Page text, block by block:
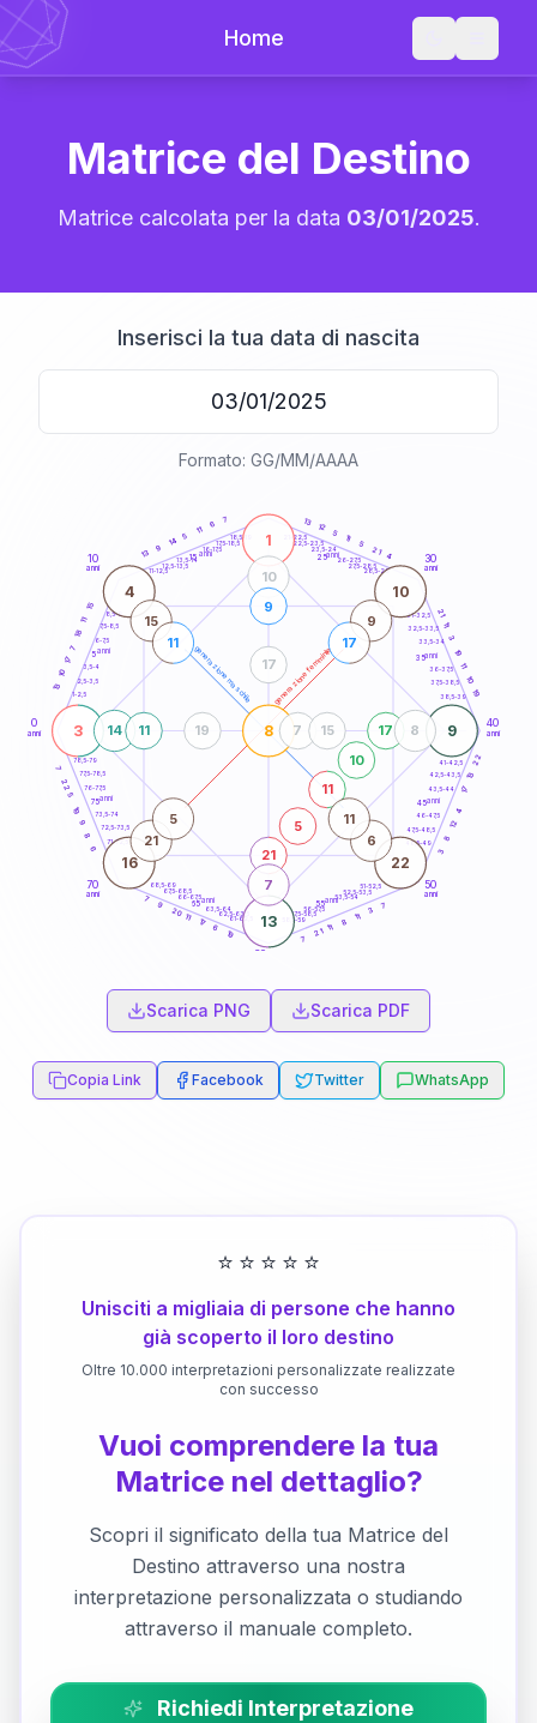
Home
Matrice del Destino
Matrice calcolata per la data 03/01/2025.
Inserisci la tua data di nascita
Formato: GG/MM/AAAA
generazione maschile generazione femminile
0
anni
10
anni
30
anni
40
anni
50
anni
60
70
anni
1-2,5
2,5-3,5
3,5-4
6-7,5
7,5-8,5
8,5-9
11-12,5
12,5-13,5
13,5-14
16-17,5
17,5-18,5
18,5-19
21-22,5
22,5-23,5
23,5-24
26-27,5
27,5-28,5
28,5-29
31-32,5
32,5-33,5
33,5-34
36-37,5
37,5-38,5
38,5-39
41-42,5
42,5-43,5
43,5-44
46-47,5
47,5-48,5
48,5-49
51-52,5
52,5-53,5
53,5-54
56-57,5
57,5-58,5
58,5-59
61-62,5
62,5-63,5
63,5-64
66-67,5
67,5-68,5
68,5-69
71-72,5
72,5-73,5
73,5-74
76-77,5
77,5-78,5
78,5-79
13
10
17
7
18
11
15
13
9
14
5
11
6
7 13
12 5
11
5
21 4
21
11
3
19
11
10
19
22
13
17
4
12
8
3
7
3
11
8
11
21
7
19
6
17
11
20
9
7
6
8
9
19
5
22
7
3
1
9
13
8
4 10
16 22
21
5
11
10
17
14
10
8
7
11
9
7 15
19
17
15
11
9
17
21
5
6
11
5anni
15 anni 25anni
35anni
45anni
55anni
65anni
75anni
Scarica PNG Scarica PDF
Copia Link Facebook Twitter WhatsApp
⭐ ⭐ ⭐ ⭐ ⭐
Unisciti a migliaia di persone che hanno
già scoperto il loro destino
Oltre 10.000 interpretazioni personalizzate realizzate
con successo
Vuoi comprendere la tua
Matrice nel dettaglio?
Scopri il significato della tua Matrice del
Destino attraverso una nostra
interpretazione personalizzata o studiando
attraverso il manuale completo.
Richiedi Interpretazione